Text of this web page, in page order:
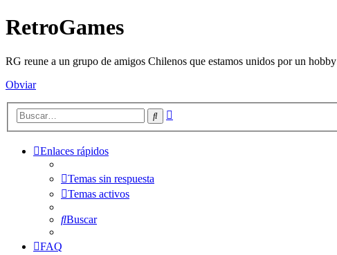
RetroGames
RG reune a un grupo de amigos Chilenos que estamos unidos por un
Obviar
Buscar
Enlaces rápidos
Temas sin respuesta
Temas activos
Buscar
FAQ